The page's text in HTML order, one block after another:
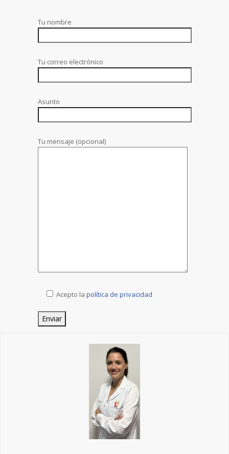
Tu nombre
Tu correo electrónico
Asunto
Tu mensaje (opcional)
Acepto la política de privacidad